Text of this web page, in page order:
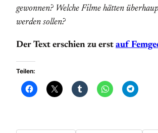
gewonnen? Welche Filme hätten
werden sollen?
Der Text erschien zu erst auf
Teilen: